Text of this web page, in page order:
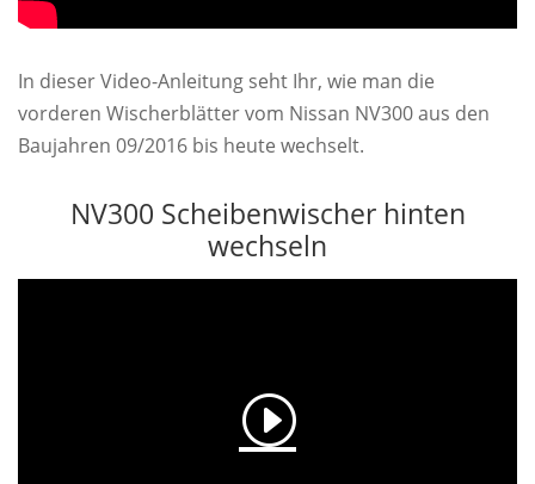
In dieser Video-Anleitung seht Ihr, wie man die
vorderen Wischerblätter vom Nissan NV300 aus den
Baujahren 09/2016 bis heute wechselt.
NV300 Scheibenwischer hinten
wechseln